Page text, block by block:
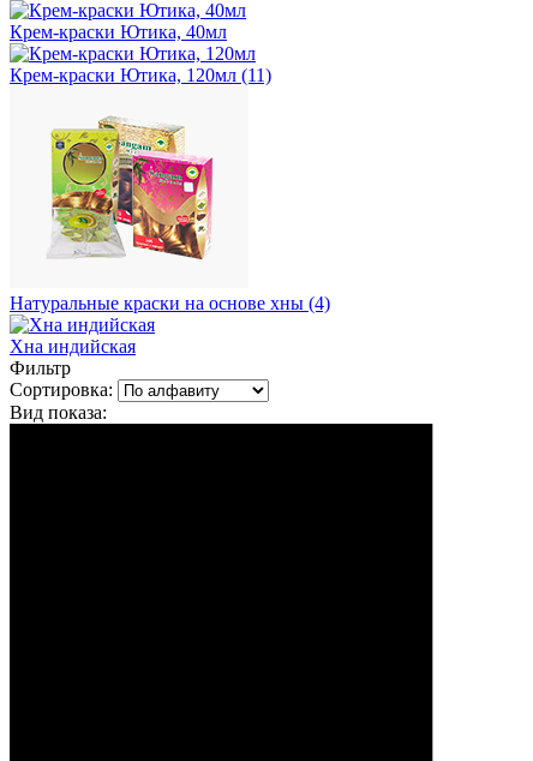
Крем-краски Ютика, 40мл
Крем-краски Ютика, 120мл (11)
Натуральные краски на основе хны (4)
Хна индийская
Фильтр
Сортировка:
Вид показа: